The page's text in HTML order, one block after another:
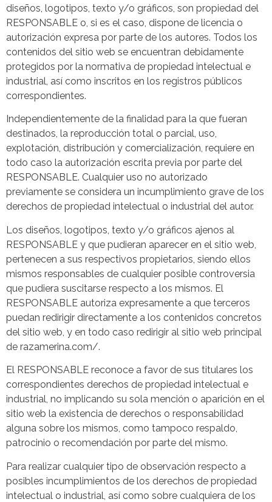
diseños, logotipos, texto y/o gráficos, son propiedad del
RESPONSABLE o, si es el caso, dispone de licencia o
autorización expresa por parte de los autores. Todos los
contenidos del sitio web se encuentran debidamente
protegidos por la normativa de propiedad intelectual e
industrial, así como inscritos en los registros públicos
correspondientes.
Independientemente de la finalidad para la que fueran
destinados, la reproducción total o parcial, uso,
explotación, distribución y comercialización, requiere en
todo caso la autorización escrita previa por parte del
RESPONSABLE. Cualquier uso no autorizado
previamente se considera un incumplimiento grave de los
derechos de propiedad intelectual o industrial del autor.
Los diseños, logotipos, texto y/o gráficos ajenos al
RESPONSABLE y que pudieran aparecer en el sitio web,
pertenecen a sus respectivos propietarios, siendo ellos
mismos responsables de cualquier posible controversia
que pudiera suscitarse respecto a los mismos. El
RESPONSABLE autoriza expresamente a que terceros
puedan redirigir directamente a los contenidos concretos
del sitio web, y en todo caso redirigir al sitio web principal
de razamerina.com/.
El RESPONSABLE reconoce a favor de sus titulares los
correspondientes derechos de propiedad intelectual e
industrial, no implicando su sola mención o aparición en el
sitio web la existencia de derechos o responsabilidad
alguna sobre los mismos, como tampoco respaldo,
patrocinio o recomendación por parte del mismo.
Para realizar cualquier tipo de observación respecto a
posibles incumplimientos de los derechos de propiedad
intelectual o industrial, así como sobre cualquiera de los